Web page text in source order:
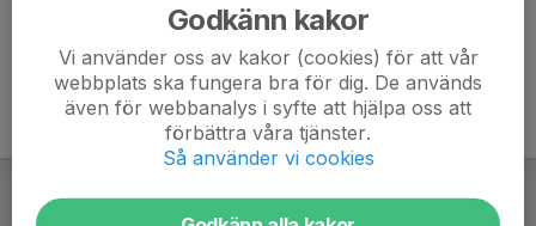
Godkänn kakor
Vi använder oss av kakor (cookies) för att vår
webbplats ska fungera bra för dig. De används
även för webbanalys i syfte att hjälpa oss att
förbättra våra tjänster.
Så använder vi cookies